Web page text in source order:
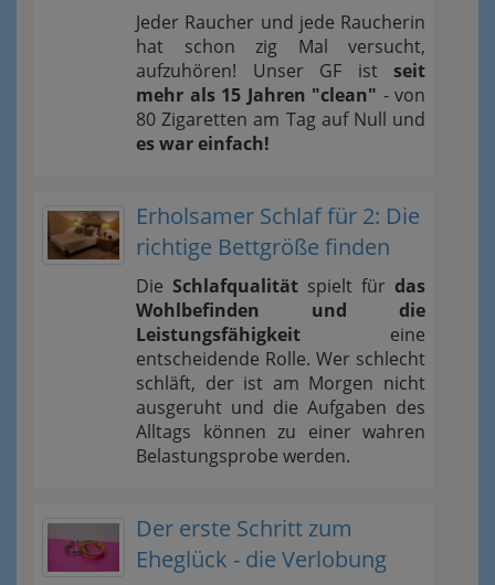
Jeder Raucher und jede Raucherin
hat schon zig Mal versucht,
aufzuhören! Unser GF ist seit
mehr als 15 Jahren "clean" - von
80 Zigaretten am Tag auf Null und
es war einfach!
Erholsamer Schlaf für 2: Die
richtige Bettgröße finden
Die Schlafqualität spielt für das
Wohlbefinden und die
Leistungsfähigkeit eine
entscheidende Rolle. Wer schlecht
schläft, der ist am Morgen nicht
ausgeruht und die Aufgaben des
Alltags können zu einer wahren
Belastungsprobe werden.
Der erste Schritt zum
Eheglück - die Verlobung